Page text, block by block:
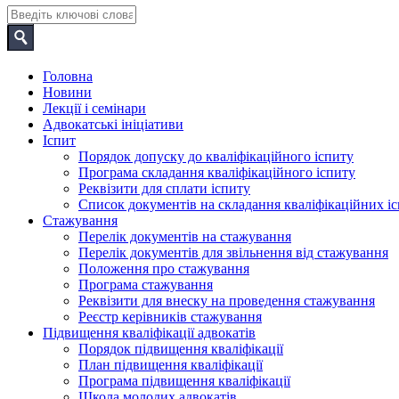
Головна
Новини
Лекції і семінари
Адвокатські ініціативи
Іспит
Порядок допуску до кваліфікаційного іспиту
Програма складання кваліфікаційного іспиту
Реквізити для сплати іспиту
Список документів на складання кваліфікаційних
Стажування
Перелік документів на стажування
Перелік документів для звільнення від стажування
Положення про стажування
Програма стажування
Реквізити для внеску на проведення стажування
Реєстр керівників стажування
Підвищення кваліфікації адвокатів
Порядок підвищення кваліфікації
План підвищення кваліфікації
Програма підвищення кваліфікації